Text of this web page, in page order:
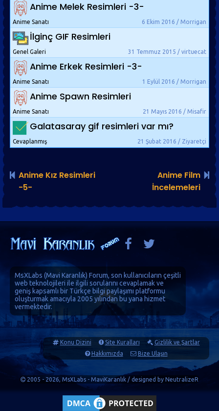
Anime Melek Resimleri -3-
6 Ekim 2016 / Morrigan
Anime Sanatı
İlginç GIF Resimleri
31 Temmuz 2015 / virtuecat
Genel Galeri
Anime Erkek Resimleri -3-
1 Eylül 2016 / Morrigan
Anime Sanatı
Anime Spawn Resimleri
21 Mayıs 2016 / Misafir
Anime Sanatı
Galatasaray gif resimleri var mı?
21 Şubat 2016 / Ziyaretçi
Cevaplanmış
Anime Kız Resimleri
-5-
Anime Film
İncelemeleri
MsXLabs (Mavi Karanlık) Forum, son kullanıcıların çeşitli
web teknolojileri ile ilgili sorularını cevaplamak ve
geniş kapsamlı bir Türkçe bilgi paylaşımı platformu
oluşturmak amacıyla 2005 yılından bu yana hizmet
vermektedir.
Konu Dizini Site Kuralları
Gizlilik ve Şartlar
Hakkımızda
Bize Ulaşın
2005 - 2026, MsXLabs - MaviKaranlık / designed by NeutralizeR